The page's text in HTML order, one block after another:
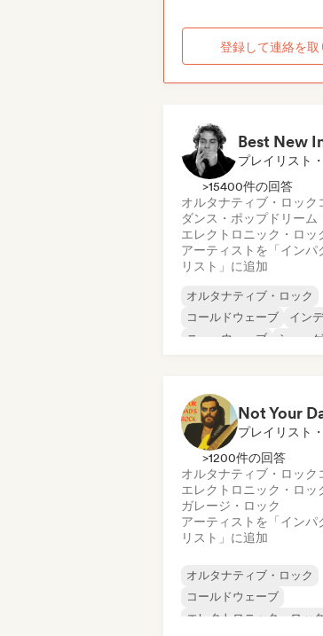
登録して連絡を取
Best New
プレイリスト
>15400件の回答
オルタナティブ・ロック
ダンス・ポップドリーム
エレクトロニック・ロッ
アーティストを「インパ
リスト」に追加
オルタナティブ・ロック
コールドウェーブ
イン
ニューウェーブ
シュー
サイケデリック・ロック
プレイリスト
>1200件の回答
オルタナティブ・ロック
エレクトロニック・ロッ
ガレージ・ロック
アーティストを「インパ
リスト」に追加
オルタナティブ・ロック
コールドウェーブ
エレクトロニック・ロック